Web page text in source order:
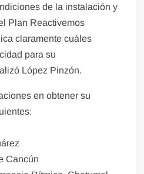
de la instalación y
Plan Reactivemos
claramente cuáles
para su
López Pinzón.
en obtener su
Cancún